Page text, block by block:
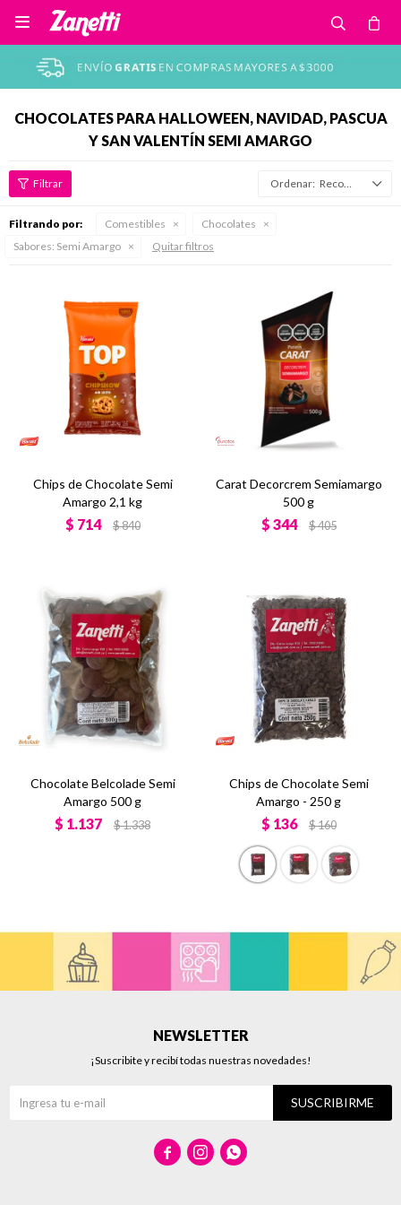

CHOCOLATES PARA HALLOWEEN, NAVIDAD, PASCUA
Y SAN VALENTÍN SEMI AMARGO
Recomendados
Filtrando por: Comestibles
Chocolates
Sabores: Semi Amargo Quitar filtros
Chips de Chocolate Semi
Amargo 2,1 kg
$ 714 $840
Carat Decorcrem Semiamargo
500 g
$ 344 $405
Chocolate Belcolade Semi
Amargo 500 g
$ 1.137 $1.338
Chips de Chocolate Semi
Amargo - 250 g
$ 136 $160
NEWSLETTER
¡Suscribite y recibí todas nuestras novedades!
SUSCRIBIRME
  